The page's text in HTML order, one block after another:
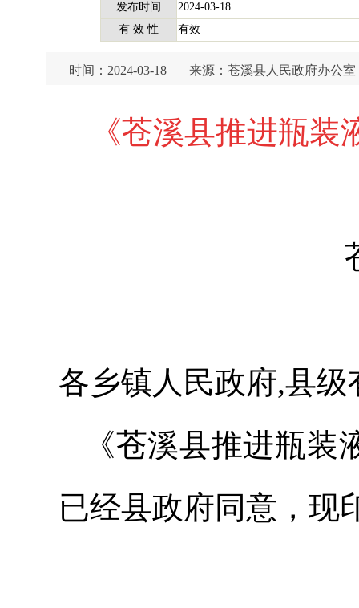
发布时间
2024-03-18
有 效 性
有效
时间：2024-03-18 来源：苍溪县人民政府办公室
《苍溪县推进瓶
各乡镇人民政府,县级
《苍溪县推进瓶装
已经县政府同意，现